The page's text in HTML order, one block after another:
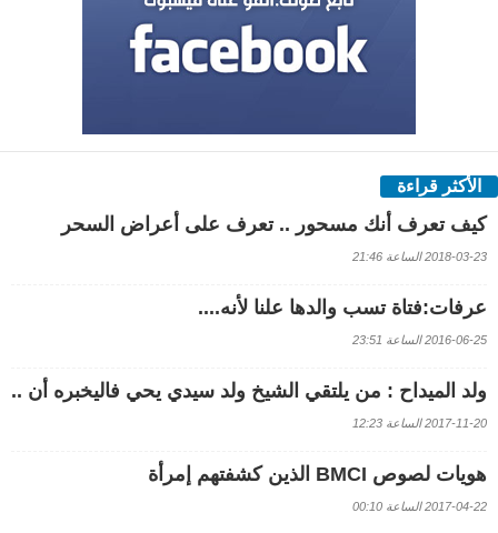
الأكثر قراءة
كيف تعرف أنك مسحور .. تعرف على أعراض السحر
2018-03-23 الساعة 21:46
عرفات:فتاة تسب والدها علنا لأنه....
2016-06-25 الساعة 23:51
ولد الميداح : من يلتقي الشيخ ولد سيدي يحي فاليخبره أن ..
2017-11-20 الساعة 12:23
هويات لصوص BMCI الذين كشفتهم إمرأة
2017-04-22 الساعة 00:10